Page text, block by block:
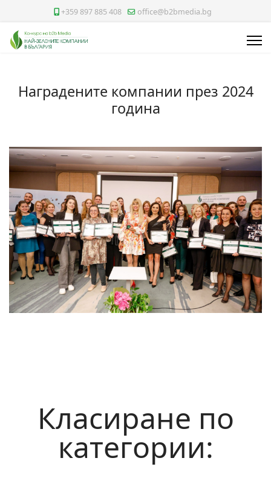
+359 897 885 408 office@b2bmedia.bg
Наградените компании през 2024
година
Класиране по
категории: